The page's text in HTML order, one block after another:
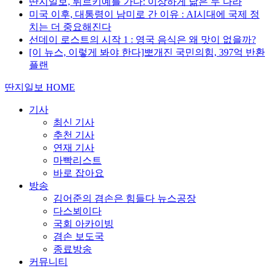
미국 이후, 대통령이 남미로 간 이유 : AI시대에 국제 정
치는 더 중요해진다
선데이 로스트의 시작 1 : 영국 음식은 왜 맛이 없을까?
[이 뉴스, 이렇게 봐야 한다]뽀개진 국민의힘, 397억 반환
플랜
딴지일보 HOME
기사
최신 기사
추천 기사
연재 기사
마빡리스트
바로 잡아요
방송
김어준의 겸손은 힘들다 뉴스공장
다스뵈이다
국회 아카이빙
겸손 보도국
종료방송
커뮤니티